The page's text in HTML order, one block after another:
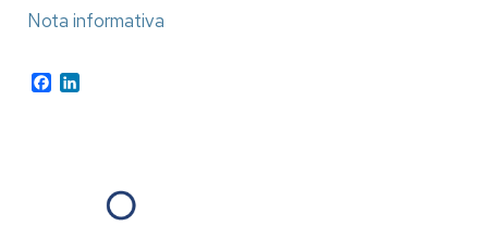
Nota informativa
Facebook